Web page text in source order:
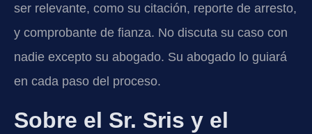
ser relevante, como su citación, reporte de arresto,
y comprobante de fianza. No discuta su caso con
nadie excepto su abogado. Su abogado lo guiará
en cada paso del proceso.
Sobre el Sr. Sris y el